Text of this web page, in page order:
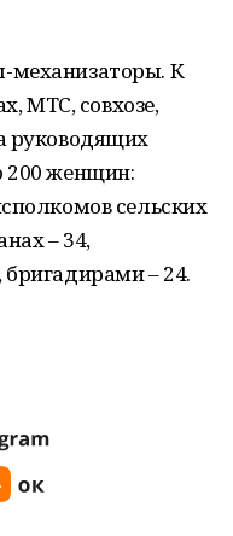
К
МТС, совхозе,
руководящих
200 женщин:
сельских
– 34,
– 24.